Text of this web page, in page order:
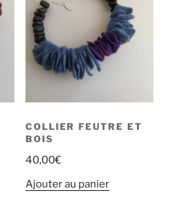
COLLIER FEUTRE ET
BOIS
40,00€
Ajouter au panier